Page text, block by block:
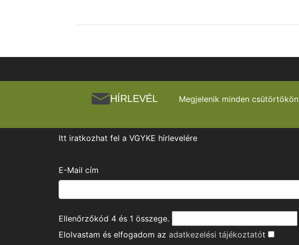
HÍRLEVÉL Megjelenik minden csütörtökön
Itt iratkozhat fel a VGYKE hírlevelére
E-Mail cím
Ellenőrzőkód 4 és 1 összege.
Elolvastam és elfogadom az adatkezelési tájékoztatót